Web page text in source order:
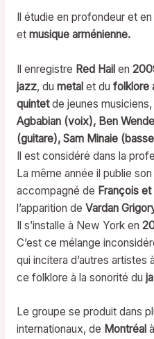
Il étudie en profondeur et en
et musique arménienne.
Il enregistre Red Hailen
jazz, du metalet du folklore
quintetde jeunes musiciens,
Agbabian (voix), Ben
(guitare), Sam Minaie
Il est considéré dans la
La même année il publie son
accompagné de François
l’apparition de Vardan
Il s’installe à New York en
C’est ce mélange
qui incitera d’autres artistes
ce folklore à la sonorité du
Le groupe se produit dans
internationaux, de Montréal à